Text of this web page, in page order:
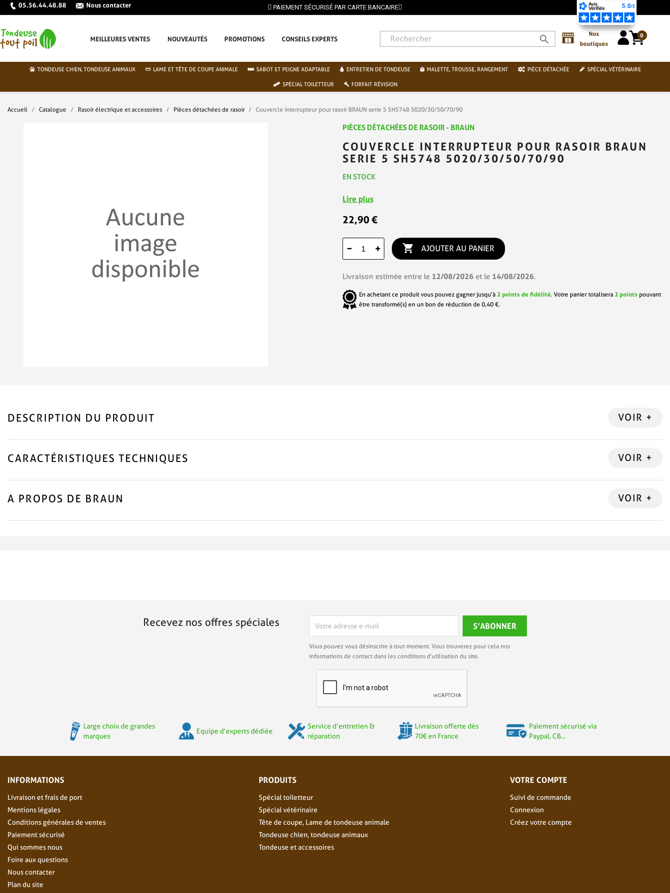
05.56.44.48.88 Nous contacter PAIEMENT SÉCURISÉ PAR CARTE BANCAIRE
MEILLEURES VENTES NOUVEAUTÉS PROMOTIONS CONSEILS EXPERTS search
Nos
boutiques
0
TONDEUSE CHIEN, TONDEUSE ANIMAUX LAME ET TÊTE DE COUPE ANIMALE SABOT ET PEIGNE ADAPTABLE ENTRETIEN DE TONDEUSE MALETTE, TROUSSE, RANGEMENT PIÈCE DÉTACHÉE SPÉCIAL VÉTÉRINAIRE
SPÉCIAL TOILETTEUR FORFAIT RÉVISION
Accueil Catalogue Rasoir électrique et accessoires Pièces détachées de rasoir Couvercle interrupteur pour rasoir BRAUN serie 5 SH5748 5020/30/50/70/90
PIÈCES DÉTACHÉES DE RASOIR - BRAUN
COUVERCLE INTERRUPTEUR POUR RASOIR BRAUN
SERIE 5 SH5748 5020/30/50/70/90
EN STOCK
Lire plus
22,90 €
− +  AJOUTER AU PANIER
Livraison estimée entre le 12/08/2026 et le 14/08/2026.
En achetant ce produit vous pouvez gagner jusqu'à 2 points de fidélité. Votre panier totalisera 2 points pouvant
être transformé(s) en un bon de réduction de 0,40 €.
DESCRIPTION DU PRODUIT
CARACTÉRISTIQUES TECHNIQUES
A PROPOS DE BRAUN
Recevez nos offres spéciales
Vous pouvez vous désinscrire à tout moment. Vous trouverez pour cela nos
informations de contact dans les conditions d'utilisation du site.
Large choix de grandes
marques
Equipe d’experts dédiée
Service d’entretien &
réparation
Livraison offerte dès
70€ en France
Paiement sécurisé via
Paypal, CB...
INFORMATIONS
Livraison et frais de port
Mentions légales
Conditions générales de ventes
Paiement sécurisé
Qui sommes nous
Foire aux questions
Nous contacter
Plan du site
PRODUITS
Spécial toiletteur
Spécial vétérinaire
Tête de coupe, Lame de tondeuse animale
Tondeuse chien, tondeuse animaux
Tondeuse et accessoires
VOTRE COMPTE
Suivi de commande
Connexion
Créez votre compte